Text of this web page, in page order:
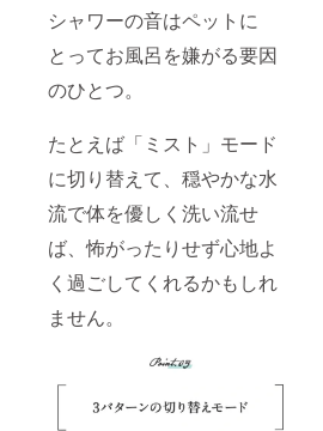
シャワーの音はペットに
とってお風呂を嫌がる要因
のひとつ。
たとえば「ミスト」モード
に切り替えて、穏やかな水
流で体を優しく洗い流せ
ば、怖がったりせず心地よ
く過ごしてくれるかもしれ
ません。